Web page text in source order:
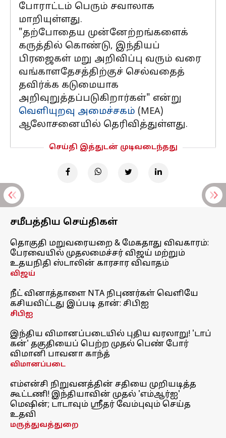
போராட்டம் பெரும் சவாலாக
மாறியுள்ளது.
"தற்போதைய முன்னேற்றங்களைக்
கருத்தில் கொண்டு, இந்தியப்
பிரஜைகள் மறு அறிவிப்பு வரும் வரை
வங்காளதேசத்திற்குச் செல்வதைத்
தவிர்க்க கடுமையாக
அறிவுறுத்தப்படுகிறார்கள்" என்று
வெளியுறவு அமைச்சகம் (MEA)
ஆலோசனையில் தெரிவித்துள்ளது.
செய்தி இத்துடன் முடிவடைந்தது
சமீபத்திய செய்திகள்
தொகுதி மறுவரையறை & மேகதாது விவகாரம்:
பேரவையில் முதலமைச்சர் விஜய் மற்றும்
உதயநிதி ஸ்டாலின் காரசார விவாதம்
விஜய்
நீட் வினாத்தாளை NTA நிபுணர்கள் வெளியே
கசியவிட்டது இப்படி தான்: சிபிஐ
சிபிஐ
இந்திய விமானப்படையில் புதிய வரலாறு! 'டாப்
கன்' தகுதியைப் பெற்ற முதல் பெண் போர்
விமானி பாவனா காந்த்
விமானப்படை
எம்என்சி நிறுவனத்தின் சதியை முறியடித்த
கூட்டணி! இந்தியாவின் முதல் 'எம்ஆர்ஐ'
மெஷின்; டாடாவும் ஸ்ரீதர் வேம்புவும் செய்த
உதவி
மருத்துவத்துறை